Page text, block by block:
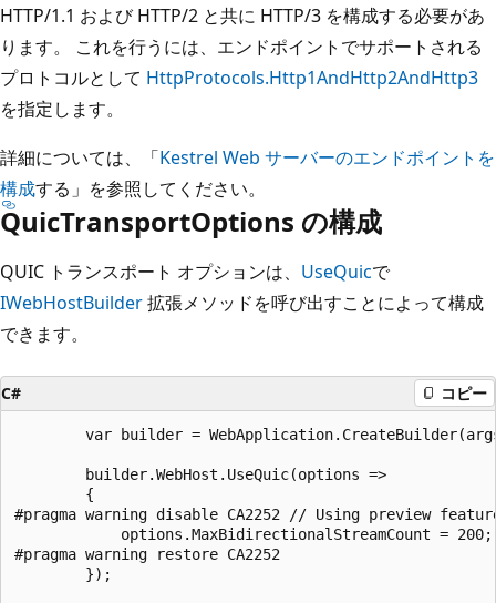
HTTP/1.1 および HTTP/2 と共に HTTP/3 を構成する必要があ
ります。 これを行うには、エンドポイントでサポートされる
プロトコルとして HttpProtocols.Http1AndHttp2AndHttp3
を指定します。
詳細については、「Kestrel Web サーバーのエンドポイントを
構成する」を参照してください。
QuicTransportOptions の構成
QUIC トランスポート オプションは、 UseQuicで
IWebHostBuilder拡張メソッドを呼び出すことによって構成
できます。
C# コピー
var builder =
        builder.WebHost.UseQuic(options =>
        {
#pragma warning disable CA2252 // Using preview
            options.MaxBidirectionalStreamCount = 200;
#pragma warning restore CA2252
        });